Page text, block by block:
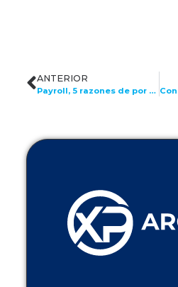
ANTERIOR
Payroll, 5 razones de por qué es bueno dejar en manos de expertos el manejo de la nómina